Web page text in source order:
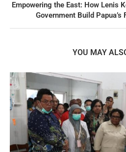
Empowering the East: How Lenis
Government Build Papua’s
YOU MAY